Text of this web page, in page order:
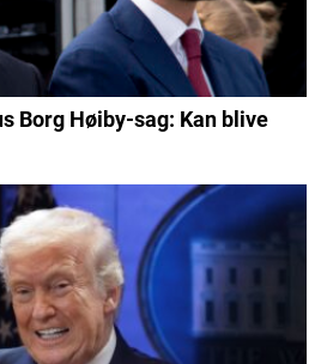
Borg Høiby-sag: Kan blive